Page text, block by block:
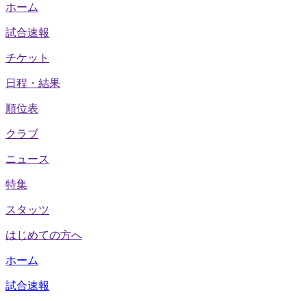
ホーム
試合速報
チケット
日程・結果
順位表
クラブ
ニュース
特集
スタッツ
はじめての方へ
ホーム
試合速報